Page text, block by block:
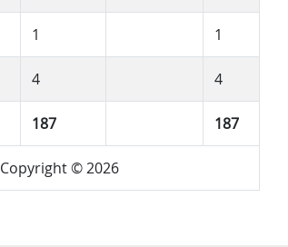
1 1
4 4
187 187
Copyright © 2026